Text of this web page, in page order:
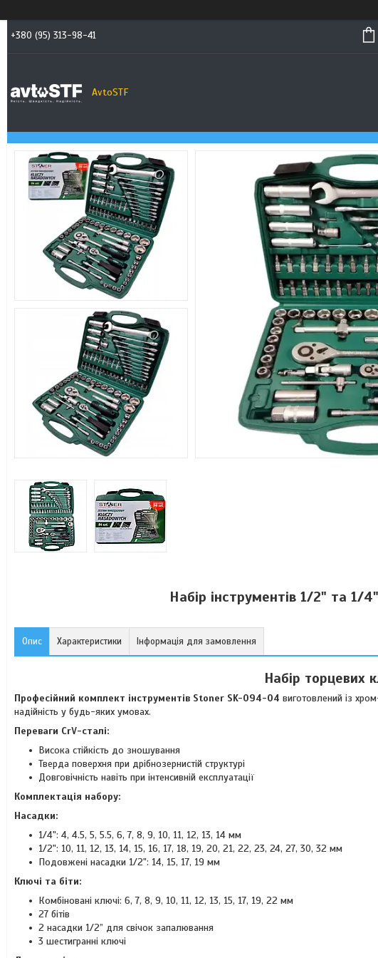
+380 (95) 313-98-41
AvtoSTF
Набір інструментів 1/2" та
Опис Характеристики Інформація для замовлення
Набір торцевих
Професійний комплект інструментів Stoner SK-094-04 виготовлений із
надійність у будь-яких умовах.
Переваги CrV-сталі:
Висока стійкість до зношування
Тверда поверхня при дрібнозернистій структурі
Довговічність навіть при інтенсивній експлуатації
Комплектація набору:
Насадки:
1/4": 4, 4.5, 5, 5.5, 6, 7, 8, 9, 10, 11, 12, 13, 14 мм
1/2": 10, 11, 12, 13, 14, 15, 16, 17, 18, 19, 20, 21, 22, 23, 24, 27, 30, 32 мм
Подовжені насадки 1/2": 14, 15, 17, 19 мм
Ключі та біти:
Комбіновані ключі: 6, 7, 8, 9, 10, 11, 12, 13, 15, 17, 19, 22 мм
27 бітів
2 насадки 1/2” для свічок запалювання
3 шестигранні ключі